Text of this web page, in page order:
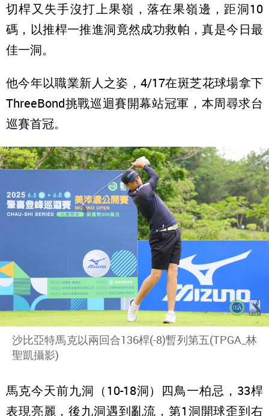
切桿又失手沒打上果嶺，落在果嶺邊，距洞10
碼，以推桿一推進洞竟然成功救帕，真是今日最
佳一洞。
他今年以職業新人之姿，4/17在斑芝花球場拿下
ThreeBond挑戰巡迴賽開幕站冠軍，本周尋求台
巡賽首冠。
沙比亞特馬克以兩回合136桿(-8)暫列第五(TPGA_林
聖凱攝影)
馬克今天前九洞（10-18洞）四鳥一柏忌，33桿
表現亮麗，後九洞遇到亂流，第1洞開球歪到右